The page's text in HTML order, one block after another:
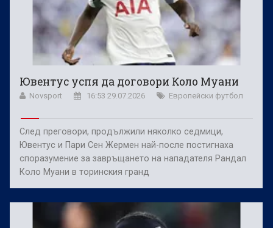
Ювентус успя да договори Коло Муани
Novsport 16:53 29.07.2026 Европейски футбол
След преговори, продължили няколко седмици,
Ювентус и Пари Сен Жермен най-после постигнаха
споразумение за завръщането на нападателя Рандал
Коло Муани в торинския гранд